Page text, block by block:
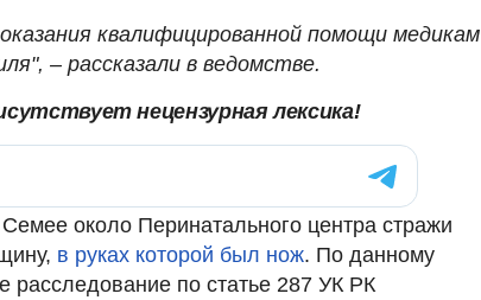
квалифицированной помощи медикам
– рассказали в ведомстве.
нецензурная лексика!
около Перинатального центра стражи
в руках которой был нож. По данному
расследование по статье 287 УК РК